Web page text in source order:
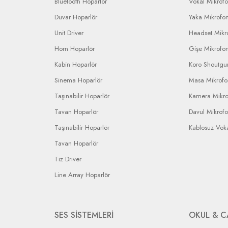
Duvar Hoparlör
Unit Driver
Horn Hoparlör
Kabin Hoparlör
Sinema Hoparlör
Taşınabilir Hoparlör
Tavan Hoparlör
Taşınabilir Hoparlör
Tavan Hoparlör
Tiz Driver
Line Array Hoparlör
Yaka
Headset
Gişe
Koro
Masa
Kamera
Davul
Kablosuz
SES SİSTEMLERİ OKUL &